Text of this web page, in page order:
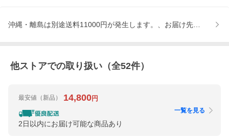
沖縄・離島は別途送料11000円が発生します。、お届け先が法人様
他ストアでの取り扱い（全52件）
最安値 （新品） 14,800円
2日以内にお届け可能な商品あり
一覧を見る